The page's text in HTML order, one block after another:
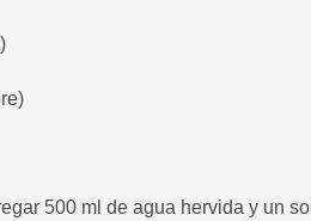
500 ml de agua hervida y un